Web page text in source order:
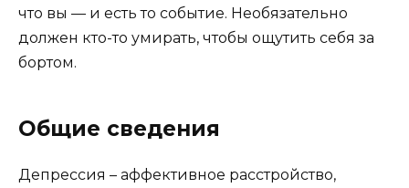
что вы — и есть то событие. Необязательно
должен кто-то умирать, чтобы ощутить себя за
бортом.
Общие сведения
Депрессия – аффективное расстройство,